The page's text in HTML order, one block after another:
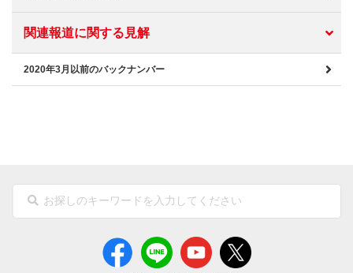
関連報道に関する見解
2020年3月以前のバックナンバー